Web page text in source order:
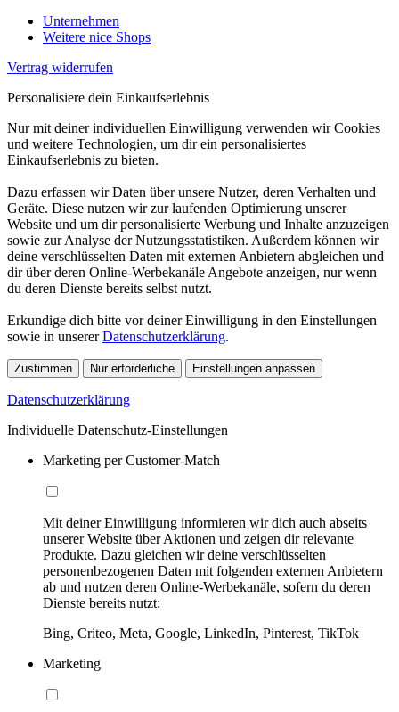
Unternehmen
Weitere nice Shops
Vertrag widerrufen
Personalisiere dein Einkaufserlebnis
Nur mit deiner individuellen Einwilligung verwenden wir Cookies
und weitere Technologien, um dir ein personalisiertes
Einkaufserlebnis zu bieten.
Dazu erfassen wir Daten über unsere Nutzer, deren Verhalten und
Geräte. Diese nutzen wir zur laufenden Optimierung unserer
Website und um dir personalisierte Werbung und Inhalte anzuzeigen
sowie zur Analyse der Nutzungsstatistiken. Außerdem können wir
deine verschlüsselten Daten mit externen Anbietern abgleichen und
dir über deren Online-Werbekanäle Angebote anzeigen, nur wenn
du deren Dienste bereits selbst nutzt.
Erkundige dich bitte vor deiner Einwilligung in den Einstellungen
sowie in unsererDatenschutzerklärung.
Zustimmen Nur erforderliche Einstellungen anpassen
Datenschutzerklärung
Individuelle Datenschutz-Einstellungen
Marketing per Customer-Match
Mit deiner Einwilligung informieren wir dich auch abseits
unserer Website über Aktionen und zeigen dir relevante
Produkte. Dazu gleichen wir deine verschlüsselten
personenbezogenen Daten mit folgenden externen Anbietern
ab und nutzen deren Online-Werbekanäle, sofern du deren
Dienste bereits nutzt:
Bing, Criteo, Meta, Google, LinkedIn, Pinterest, TikTok
Marketing